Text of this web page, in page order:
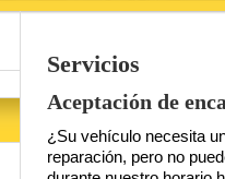
Servicios
Aceptación de
¿Su vehículo necesita
reparación, pero no